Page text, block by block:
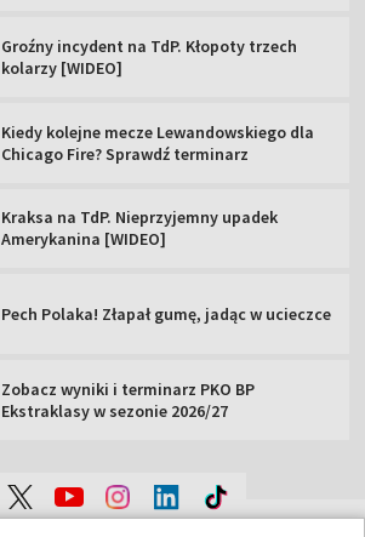
Groźny incydent na TdP. Kłopoty trzech
kolarzy [WIDEO]
Kiedy kolejne mecze Lewandowskiego dla
Chicago Fire? Sprawdź terminarz
Kraksa na TdP. Nieprzyjemny upadek
Amerykanina [WIDEO]
Pech Polaka! Złapał gumę, jadąc w ucieczce
Zobacz wyniki i terminarz PKO BP
Ekstraklasy w sezonie 2026/27